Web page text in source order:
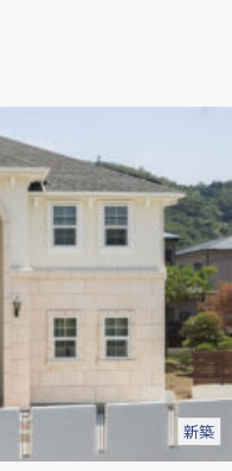
新築